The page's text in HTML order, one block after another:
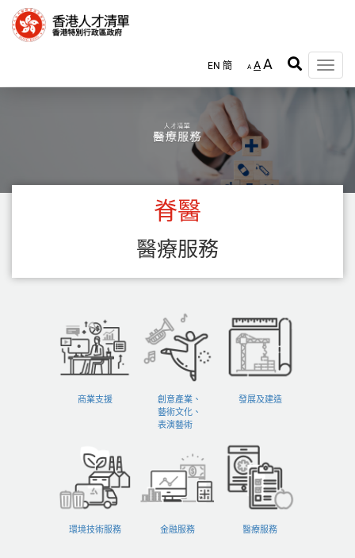
EN 簡 A AA
Toggle
脊醫
醫療服務
商業支援
創意產業、
藝術文化、
表演藝術
發展及建造
環境技術服務 金融服務 醫療服務